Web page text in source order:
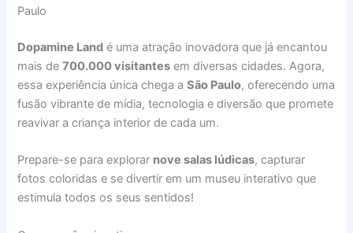
Paulo
Dopamine Land é uma atração inovadora que já encantou
mais de700.000 visitantes em diversas cidades. Agora,
essa experiência única chega aSão Paulo, oferecendo uma
fusão vibrante de mídia, tecnologia e diversão que promete
reavivar a criança interior de cada um.
Prepare-se para explorar nove salas lúdicas, capturar
fotos coloridas e se divertir em um museu interativo que
estimula todos os seus sentidos!